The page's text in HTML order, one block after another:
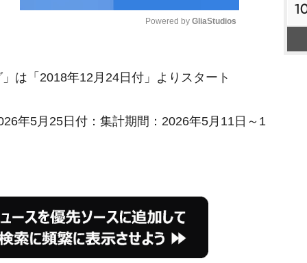
u
e
Powered by GliaStudios
は「2018年12月24日付」よりスタート
年5月25日付：集計期間：2026年5月11日～1